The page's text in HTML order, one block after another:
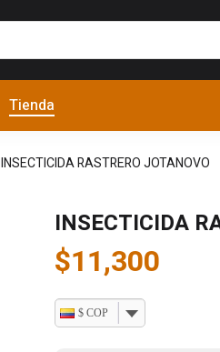
Tienda
INSECTICIDA RASTRERO JOTANOVO
INSECTICIDA
$11,300
$ COP